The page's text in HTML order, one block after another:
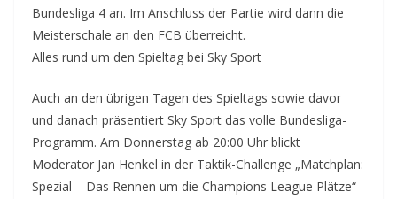
Bundesliga 4 an. Im Anschluss der Partie wird dann die
Meisterschale an den FCB überreicht.
Alles rund um den Spieltag bei Sky Sport
Auch an den übrigen Tagen des Spieltags sowie davor
und danach präsentiert Sky Sport das volle Bundesliga-
Programm. Am Donnerstag ab 20:00 Uhr blickt
Moderator Jan Henkel in der Taktik-Challenge „Matchplan:
Spezial – Das Rennen um die Champions League Plätze“